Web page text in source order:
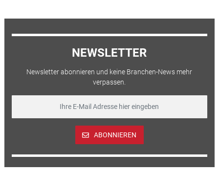
NEWSLETTER
Newsletter abonnieren und keine Branchen-News mehr
verpassen.
ABONNIEREN